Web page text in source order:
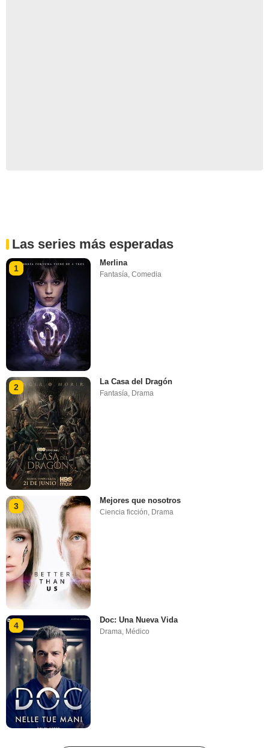
Las series más esperadas
1
Merlina
Fantasía ,Comedia
2
La Casa del Dragón
Fantasía, Drama
3
Mejores que nosotros
Ciencia ficción, Drama
4
Doc: Una Nueva Vida
Drama Médico